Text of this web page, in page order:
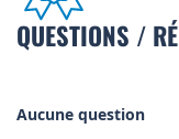
QUESTIONS /
Aucune question